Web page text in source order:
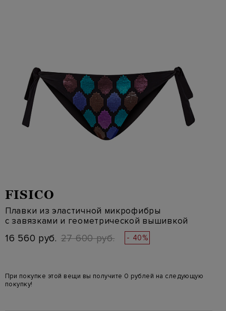
FISICO
Плавки из эластичной микрофибры
с завязками и геометрической вышивкой
16 560 руб. 27 600 руб. - 40%
При покупке этой вещи вы получите 0 рублей на следующую
покупку!